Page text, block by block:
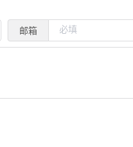
邮箱